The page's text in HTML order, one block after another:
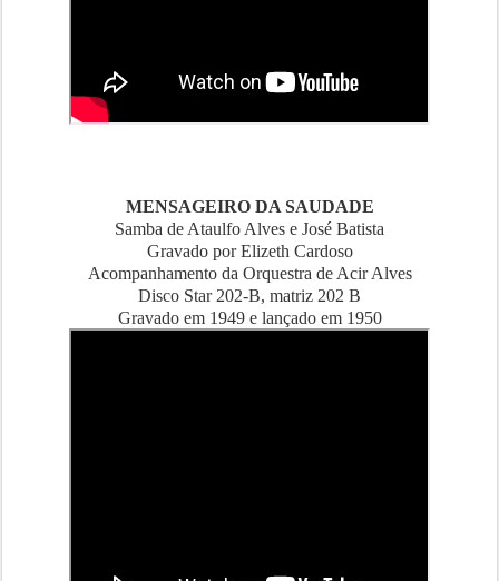
MENSAGEIRO DA SAUDADE
Samba de Ataulfo Alves e José Batista
Gravado por Elizeth Cardoso
Acompanhamento da Orquestra de Acir Alves
Disco Star 202-B, matriz 202 B
Gravado em 1949 e lançado em 1950